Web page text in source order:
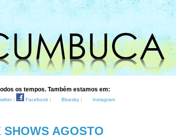
os tempos. Também estamos em:
: Facebook : Bluesky : Instagram
SHOWS AGOSTO